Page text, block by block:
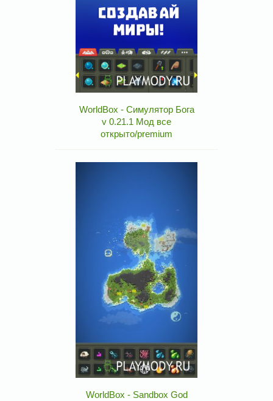
WorldBox - Симулятор Бога
v 0.21.1 Мод все
открыто/premium
WorldBox - Sandbox God